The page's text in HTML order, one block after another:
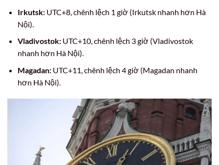
Irkutsk:UTC+8, chênh lệch 1 giờ (Irkutsk nhanh hơn Hà
Nội).
Vladivostok:UTC+10, chênh lệch 3 giờ (Vladivostok
nhanh hơn Hà Nội).
Magadan:UTC+11, chênh lệch 4 giờ (Magadan nhanh
hơn Hà Nội).